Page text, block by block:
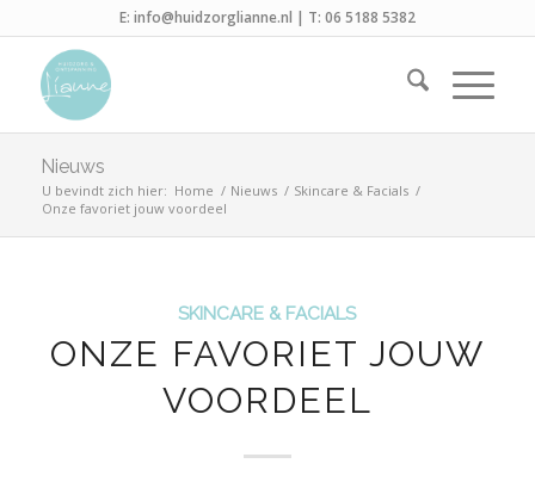
E: info@huidzorglianne.nl | T: 06 5188 5382
Nieuws
U bevindt zich hier: Home / Nieuws / Skincare & Facials /
Onze favoriet jouw voordeel
SKINCARE & FACIALS
ONZE FAVORIET JOUW
VOORDEEL